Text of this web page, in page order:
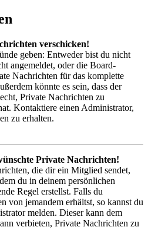
verschicken!
geben: Entweder bist du nicht
angemeldet, oder die Board-
Nachrichten für das komplette
könnte es sein, dass der
Private Nachrichten zu
Kontaktiere einen Administrator,
zu erhalten.
Private Nachrichten!
die dir ein Mitglied sendet,
du in deinem persönlichen
Regel erstellst. Falls du
von jemandem erhältst, so kannst du
melden. Dieser kann dem
verbieten, Private Nachrichten zu